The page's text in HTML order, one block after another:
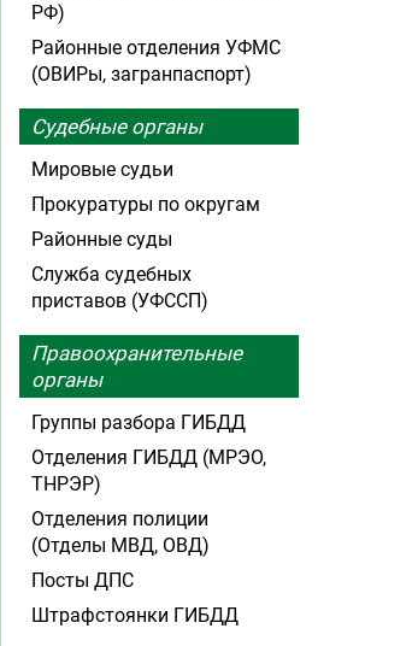
РФ)
Районные отделения УФМС
(ОВИРы, загранпаспорт)
Судебные органы
Мировые судьи
Прокуратуры по округам
Районные суды
Служба судебных
приставов (УФССП)
Правоохранительные
органы
Группы разбора ГИБДД
Отделения ГИБДД (МРЭО,
ТНРЭР)
Отделения полиции
(Отделы МВД, ОВД)
Посты ДПС
Штрафстоянки ГИБДД